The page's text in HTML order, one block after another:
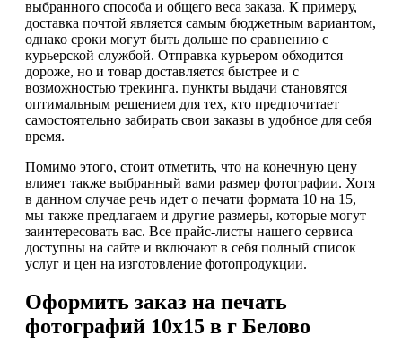
выбранного способа и общего веса заказа. К примеру,
доставка почтой является самым бюджетным вариантом,
однако сроки могут быть дольше по сравнению с
курьерской службой. Отправка курьером обходится
дороже, но и товар доставляется быстрее и с
возможностью трекинга. пункты выдачи становятся
оптимальным решением для тех, кто предпочитает
самостоятельно забирать свои заказы в удобное для себя
время.
Помимо этого, стоит отметить, что на конечную цену
влияет также выбранный вами размер фотографии. Хотя
в данном случае речь идет о печати формата 10 на 15,
мы также предлагаем и другие размеры, которые могут
заинтересовать вас. Все прайс-листы нашего сервиса
доступны на сайте и включают в себя полный список
услуг и цен на изготовление фотопродукции.
Оформить заказ на печать
фотографий 10х15 в г Белово